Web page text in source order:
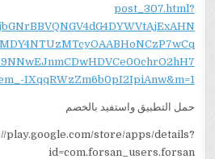
post_307.html?
IXqqRWzZm6b0pI2IpiAnw&m=1
حمل التطبيق واستفيد بالخصم
play.google.com/store/apps/details?
id=com.forsan_users.forsan